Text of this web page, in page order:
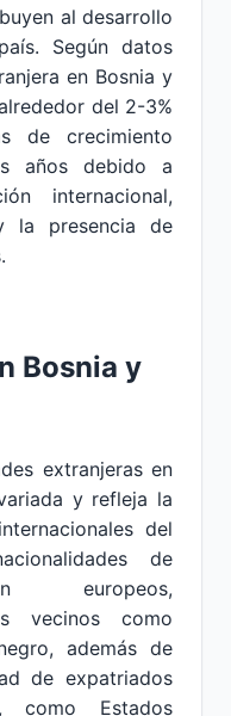
al desarrollo
Según datos
en Bosnia y
del 2-3%
de crecimiento
años debido a
internacional,
la presencia de
Bosnia y
extranjeras en
y refleja la
del
de
europeos,
vecinos como
además de
de expatriados
como Estados